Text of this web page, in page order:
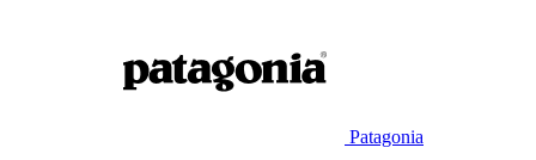
Patagonia